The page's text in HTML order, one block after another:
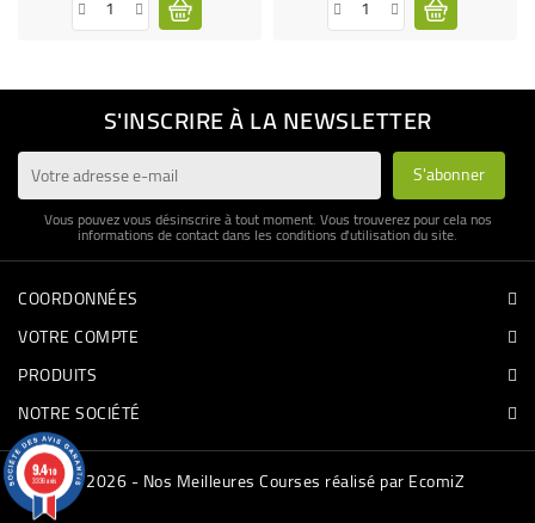
S'INSCRIRE À LA NEWSLETTER
Vous pouvez vous désinscrire à tout moment. Vous trouverez pour cela nos
informations de contact dans les conditions d'utilisation du site.
COORDONNÉES
VOTRE COMPTE
PRODUITS
NOTRE SOCIÉTÉ
© 2026 - Nos Meilleures Courses réalisé par EcomiZ
9.4/10
3336 avis